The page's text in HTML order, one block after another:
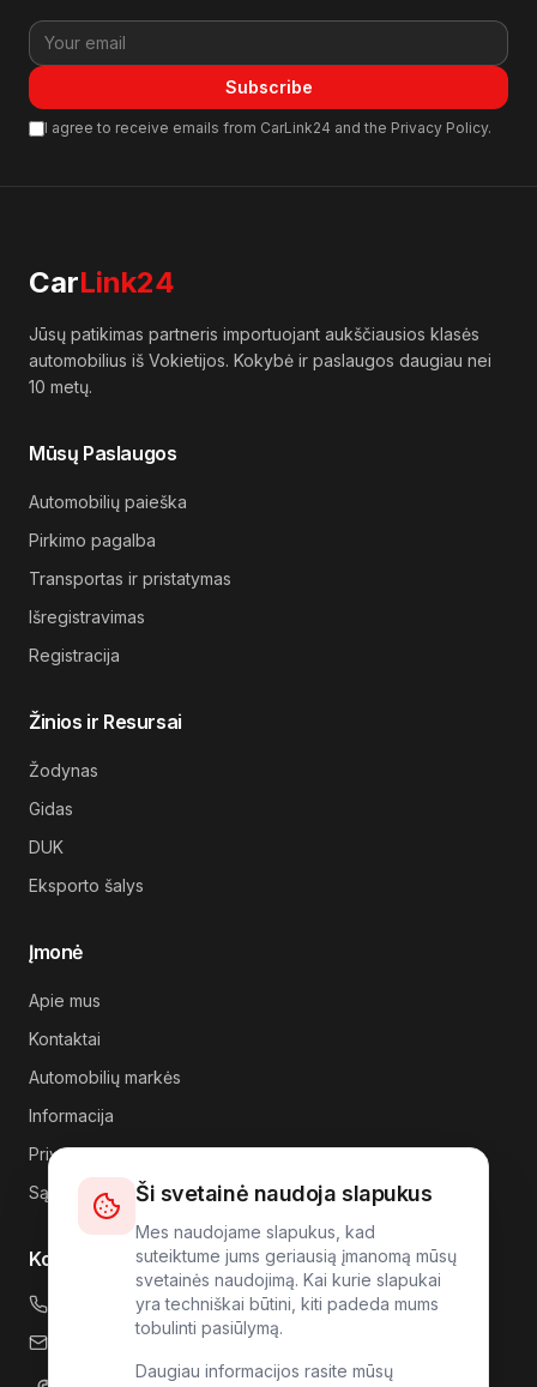
Subscribe
I agree to receive emails from CarLink24 and the Privacy Policy.
CarLink24
Jūsų patikimas partneris importuojant aukščiausios klasės
automobilius iš Vokietijos. Kokybė ir paslaugos daugiau nei
10 metų.
Mūsų Paslaugos
Automobilių paieška
Pirkimo pagalba
Transportas ir pristatymas
Išregistravimas
Registracija
Žinios ir Resursai
Žodynas
Gidas
DUK
Eksporto šalys
Įmonė
Apie mus
Kontaktai
Automobilių markės
Informacija
Privatumas
Sąlygos
Kontaktai
+49 176 4317 7809
info@carlink24.com
Ši svetainė naudoja slapukus
Mes naudojame slapukus, kad
suteiktume jums geriausią įmanomą mūsų
svetainės naudojimą. Kai kurie slapukai
yra techniškai būtini, kiti padeda mums
tobulinti pasiūlymą.
Daugiau informacijos rasite mūsų